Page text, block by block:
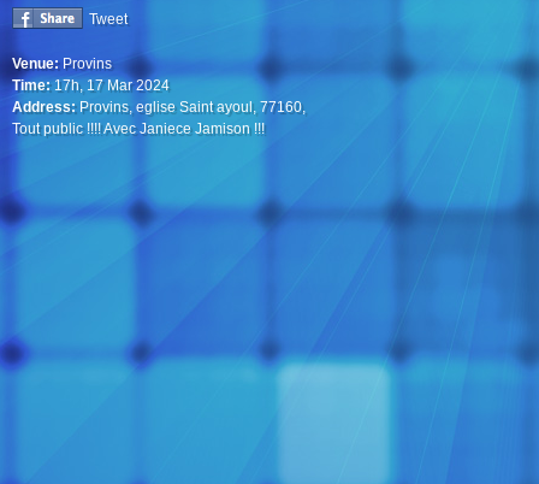
Tweet
Venue:Provins
Time:17h, 17 Mar 2024
Address:Provins, eglise Saint ayoul, 77160,
Tout public !!!! Avec Janiece Jamison !!!